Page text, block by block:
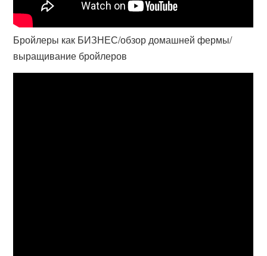
Бройлеры как БИЗНЕС/обзор домашней фермы/
выращивание бройлеров